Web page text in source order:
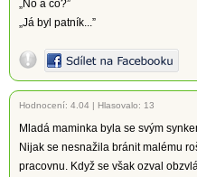
„No a co?”
„Já byl patník...”
Hodnocení: 4.04 | Hlasovalo: 13
Mladá maminka byla se svým
Nijak se nesnažila bránit malému
pracovnu. Když se však ozval